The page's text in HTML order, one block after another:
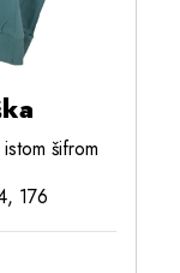
šifrom
176